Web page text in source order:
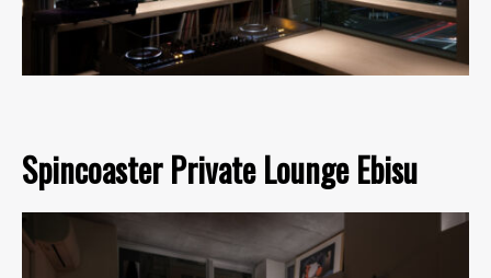
Spincoaster Private Lounge Ebisu